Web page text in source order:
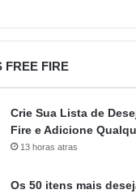
FREE FIRE
Crie Sua Lista de
Fire e Adicione
13 horas atras
Os 50 itens mais